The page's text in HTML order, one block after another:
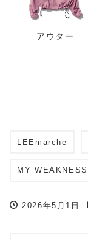
アウター
LEEmarche
MY WEAKNESS
2026年5月1日